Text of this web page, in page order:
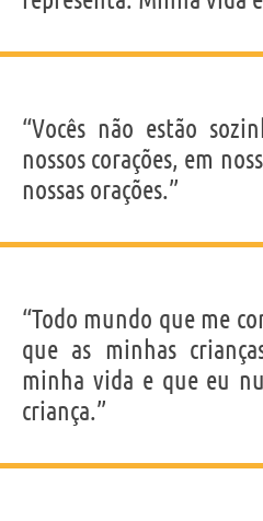
“Vocês não estão
nossos corações, em
nossas orações.”
“Todo mundo que me
que as minhas
minha vida e que eu
criança.”